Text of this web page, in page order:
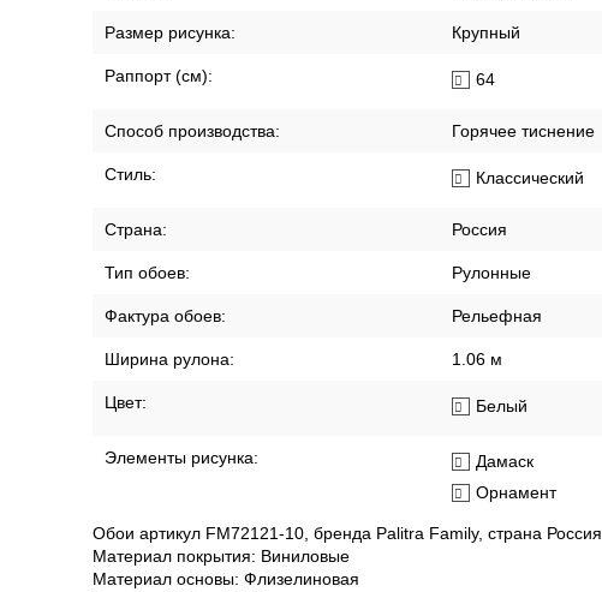
Размер рисунка: Крупный
Раппорт (см): 64
Способ производства: Горячее тиснение
Стиль: Классический
Страна: Россия
Тип обоев: Рулонные
Фактура обоев: Рельефная
Ширина рулона: 1.06 м
Цвет: Белый
Элементы рисунка:
Дамаск
Орнамент
Обои артикул FM72121-10, бренда Palitra Family, страна Россия.
Материал покрытия: Виниловые
Материал основы: Флизелиновая